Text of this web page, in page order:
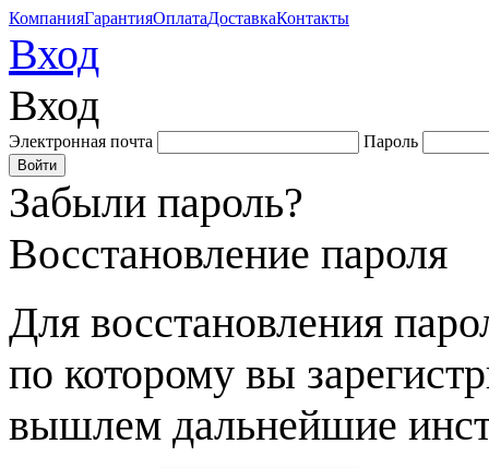
КомпанияГарантияОплатаДоставкаКонтакты
Вход
Вход
Электронная почта Пароль
Забыли пароль?
Восстановление пароля
Для восстановления
по которому вы
вышлем дальнейшие